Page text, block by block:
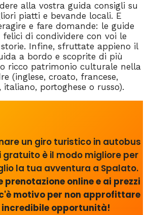
alla vostra guida consigli su
piatti e bevande locali. E
e fare domande: le guide
di condividere con voi le
Infine, sfruttate appieno il
a bordo e scoprite di più
ricco patrimonio culturale nella
(inglese, croato, francese,
italiano, portoghese o russo).
un giro turistico in autobus
gratuito è il modo migliore per
la tua avventura a Spalato.
prenotazione online e ai prezzi
motivo per non approfittare
opportunità!